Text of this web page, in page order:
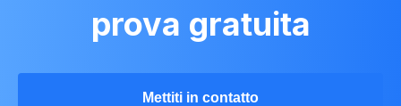
prova gratuita
Mettiti in contatto